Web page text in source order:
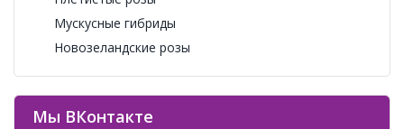
Мускусные гибриды
Новозеландские розы
Мы ВКонтакте